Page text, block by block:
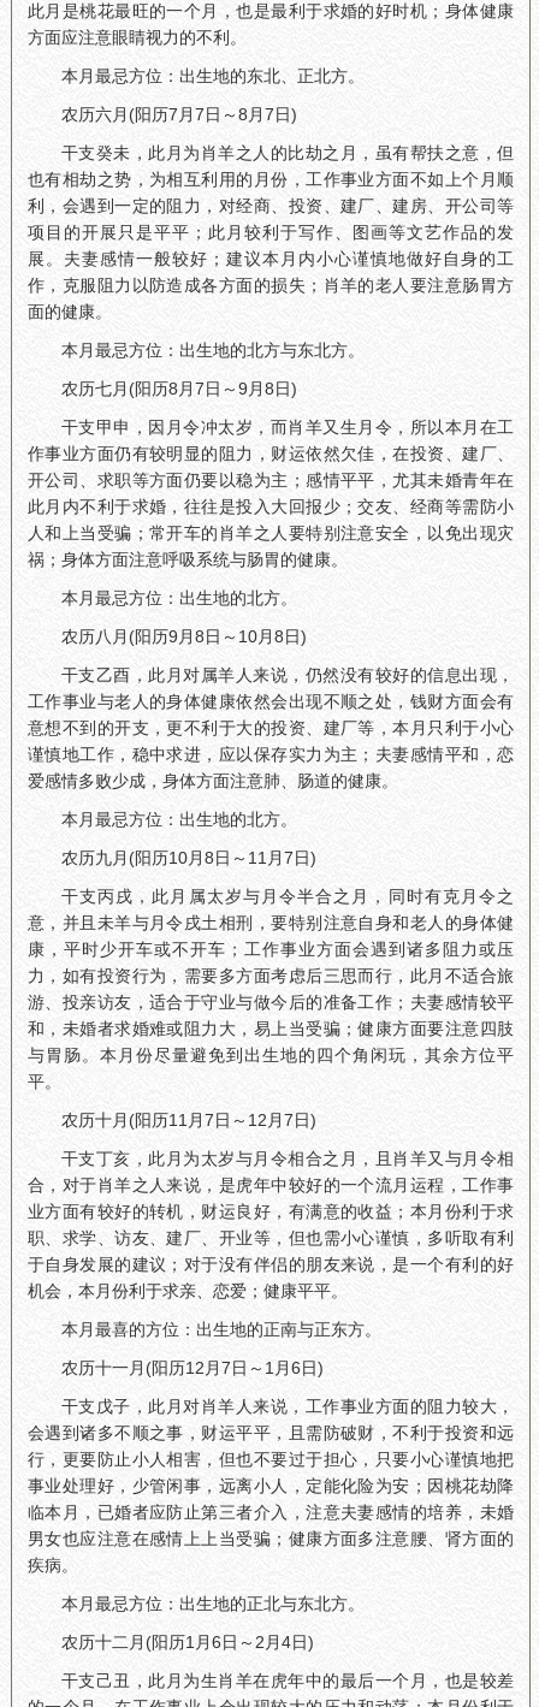
此月是桃花最旺的一个月，也是最利于求婚的好时机；身体健康
方面应注意眼睛视力的不利。
本月最忌方位：出生地的东北、正北方。
农历六月(阳历7月7日～8月7日)
干支癸未，此月为肖羊之人的比劫之月，虽有帮扶之意，但
也有相劫之势，为相互利用的月份，工作事业方面不如上个月顺
利，会遇到一定的阻力，对经商、投资、建厂、建房、开公司等
项目的开展只是平平；此月较利于写作、图画等文艺作品的发
展。夫妻感情一般较好；建议本月内小心谨慎地做好自身的工
作，克服阻力以防造成各方面的损失；肖羊的老人要注意肠胃方
面的健康。
本月最忌方位：出生地的北方与东北方。
农历七月(阳历8月7日～9月8日)
干支甲申，因月令冲太岁，而肖羊又生月令，所以本月在工
作事业方面仍有较明显的阻力，财运依然欠佳，在投资、建厂、
开公司、求职等方面仍要以稳为主；感情平平，尤其未婚青年在
此月内不利于求婚，往往是投入大回报少；交友、经商等需防小
人和上当受骗；常开车的肖羊之人要特别注意安全，以免出现灾
祸；身体方面注意呼吸系统与肠胃的健康。
本月最忌方位：出生地的北方。
农历八月(阳历9月8日～10月8日)
干支乙酉，此月对属羊人来说，仍然没有较好的信息出现，
工作事业与老人的身体健康依然会出现不顺之处，钱财方面会有
意想不到的开支，更不利于大的投资、建厂等，本月只利于小心
谨慎地工作，稳中求进，应以保存实力为主；夫妻感情平和，恋
爱感情多败少成，身体方面注意肺、肠道的健康。
本月最忌方位：出生地的北方。
农历九月(阳历10月8日～11月7日)
干支丙戌，此月属太岁与月令半合之月，同时有克月令之
意，并且未羊与月令戌土相刑，要特别注意自身和老人的身体健
康，平时少开车或不开车；工作事业方面会遇到诸多阻力或压
力，如有投资行为，需要多方面考虑后三思而行，此月不适合旅
游、投亲访友，适合于守业与做今后的准备工作；夫妻感情较平
和，未婚者求婚难或阻力大，易上当受骗；健康方面要注意四肢
与胃肠。本月份尽量避免到出生地的四个角闲玩，其余方位平
平。
农历十月(阳历11月7日～12月7日)
干支丁亥，此月为太岁与月令相合之月，且肖羊又与月令相
合，对于肖羊之人来说，是虎年中较好的一个流月运程，工作事
业方面有较好的转机，财运良好，有满意的收益；本月份利于求
职、求学、访友、建厂、开业等，但也需小心谨慎，多听取有利
于自身发展的建议；对于没有伴侣的朋友来说，是一个有利的好
机会，本月份利于求亲、恋爱；健康平平。
本月最喜的方位：出生地的正南与正东方。
农历十一月(阳历12月7日～1月6日)
干支戊子，此月对肖羊人来说，工作事业方面的阻力较大，
会遇到诸多不顺之事，财运平平，且需防破财，不利于投资和远
行，更要防止小人相害，但也不要过于担心，只要小心谨慎地把
事业处理好，少管闲事，远离小人，定能化险为安；因桃花劫降
临本月，已婚者应防止第三者介入，注意夫妻感情的培养，未婚
男女也应注意在感情上上当受骗；健康方面多注意腰、肾方面的
疾病。
本月最忌方位：出生地的正北与东北方。
农历十二月(阳历1月6日～2月4日)
干支己丑，此月为生肖羊在虎年中的最后一个月，也是较差